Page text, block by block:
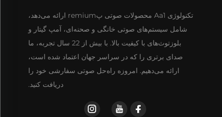
تکنولوژی Aa1 محصولات صوتی پremium ارائه می‌دهد،
شامل سیستم‌های صوتی خانگی و صحنه‌ای، آمپ گیتار و
بلوزتوث‌های با کیفیت بالا. با بیش از 22 سال تجربه، ما
صدای برتری را که در سراسر جهان اعتماد شده است،
ارائه می‌دهیم. امروزه راه‌حل صوتی سفارشی خود را
دریافت کنید.